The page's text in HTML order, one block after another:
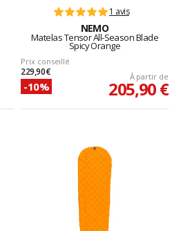
1 avis
NEMO
Matelas Tensor All-Season Blade
Spicy Orange
Prix conseillé
229,90 €
-10%
À partir de
205,90 €